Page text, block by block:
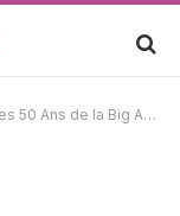
connaissances et prouvez votre passion pour New York !